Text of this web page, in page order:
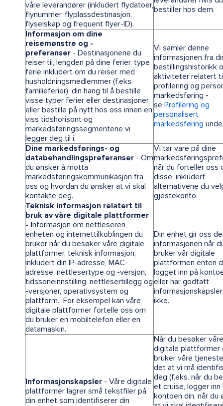
våre leverandører (inkludert flydatoer,
flynummer, flyplassdestinasjon,
flyselskap og frequent flyer-ID).
bestiller hos dem.
Informasjon om dine
reisemønstre og -
preferanser - Destinasjonene du
reiser til, lengden på dine ferier, type
ferie inkludert om du reiser med
husholdningsmedlemmer (f.eks.
familieferier), din hang til å bestille
visse typer ferier eller destinasjoner
eller bestille på nytt hos oss innen en
viss tidshorisont og
markedsføringssegmentene vi
legger deg til i.
Vi samler denne
informasjonen fra
bestillingshistorikk
aktiviteter relatert
profilering og
markedsføring -
se Profilering og
personalisert
markedsføring
Dine markedsførings- og
databehandlingspreferanser - Om
du ønsker å motta
markedsføringskommunikasjon fra
oss og hvordan du ønsker at vi skal
kontakte deg.
Vi tar vare på dine
når du forteller oss
disse, inkludert
alternativene du
gjestekonto.
Teknisk informasjon relatert til
bruk av våre digitale plattformer
- Informasjon om nettleseren,
enheten og internettilkoblingen du
bruker når du besøker våre digitale
plattformer, teknisk informasjon,
inkludert din IP-adresse, MAC-
adresse, nettlesertype og -versjon,
tidssoneinnstilling, nettlesertillegg og
-versjoner, operativsystem og
plattform. For eksempel kan våre
digitale plattformer fortelle oss om
du bruker en mobiltelefon eller en
datamaskin.
Din enhet gir oss
informasjonen når
bruker vår digitale
plattformen enten
logget inn på
eller har godtatt
ikke.
Informasjonskapsler - Våre digitale
plattformer lagrer små tekstfiler på
din enhet som identifiserer din
Når du besøker våre
digitale plattformer
bruker våre
det at vi må
deg (f.eks. når du
et cruise, logger inn
kontoen din, når du